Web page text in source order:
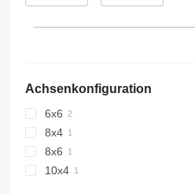
Achsenkonfiguration
6x6
8x4
8x6
10x4